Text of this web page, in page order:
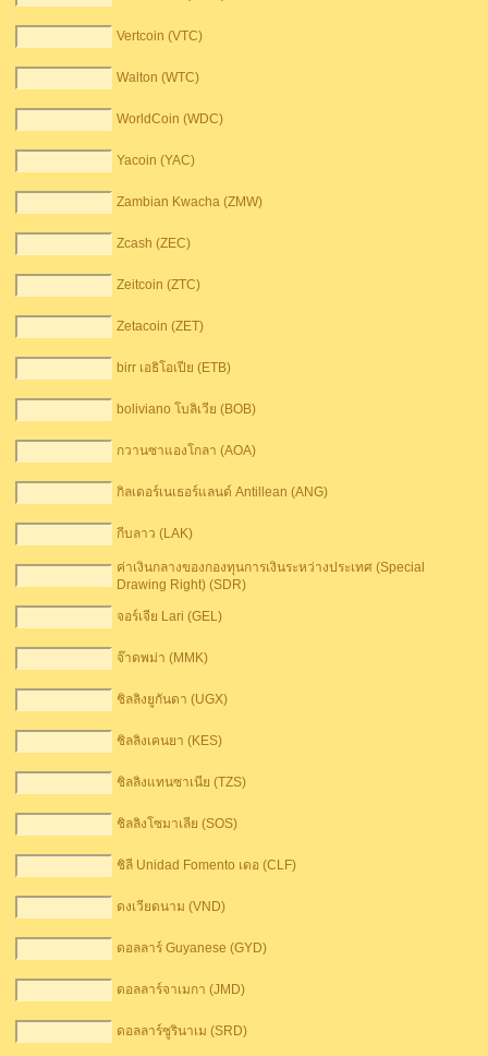
Vertcoin (VTC)
Walton (WTC)
WorldCoin (WDC)
Yacoin (YAC)
Zambian Kwacha (ZMW)
Zcash (ZEC)
Zeitcoin (ZTC)
Zetacoin (ZET)
birr เอธิโอเปีย (ETB)
boliviano โบลิเวีย (BOB)
กวานซาแองโกลา (AOA)
กิลเดอร์เนเธอร์แลนด์ Antillean (ANG)
กีบลาว (LAK)
ค่าเงินกลางของกองทุนการเงินระหว่างประเทศ (Special
Drawing Right) (SDR)
จอร์เจีย Lari (GEL)
จ๊าดพม่า (MMK)
ชิลลิงยูกันดา (UGX)
ชิลลิงเคนยา (KES)
ชิลลิงแทนซาเนีย (TZS)
ชิลลิงโซมาเลีย (SOS)
ชิลี Unidad Fomento เดอ (CLF)
ดงเวียดนาม (VND)
ดอลลาร์ G​​uyanese (GYD)
ดอลลาร์จาเมกา (JMD)
ดอลลาร์ซูรินาเม (SRD)